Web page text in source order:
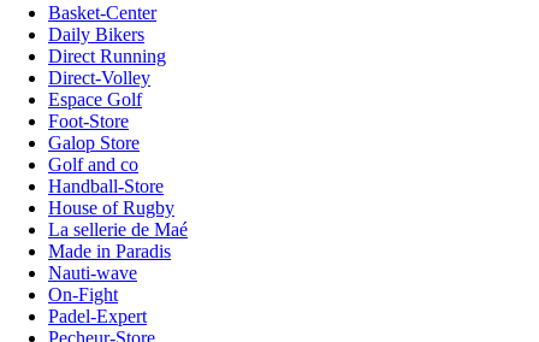
Basket-Center
Daily Bikers
Direct Running
Direct-Volley
Espace Golf
Foot-Store
Galop Store
Golf and co
Handball-Store
House of Rugby
La sellerie de Maé
Made in Paradis
Nauti-wave
On-Fight
Padel-Expert
Pecheur-Store